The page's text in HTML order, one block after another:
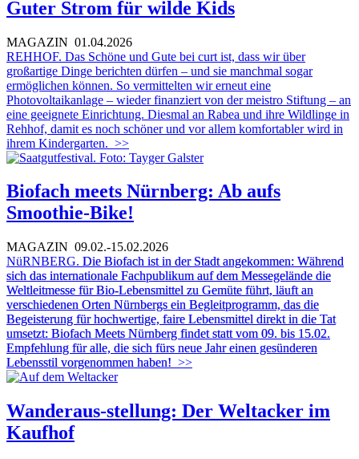
Guter Strom für wilde Kids
MAGAZIN 01.04.2026
REHHOF. Das Schöne und Gute bei curt ist, dass wir über
großartige Dinge berichten dürfen – und sie manchmal sogar
ermöglichen können. So vermittelten wir erneut eine
Photovoltaikanlage – wieder finanziert von der meistro Stiftung – an
eine geeignete Einrichtung. Diesmal an Rabea und ihre Wildlinge in
Rehhof, damit es noch schöner und vor allem komfortabler wird in
ihrem Kindergarten. >>
Biofach meets Nürnberg: Ab aufs
Smoothie-Bike!
MAGAZIN 09.02.-15.02.2026
NüRNBERG. Die Biofach ist in der Stadt angekommen: Während
sich das internationale Fachpublikum auf dem Messegelände die
Weltleitmesse für Bio-Lebensmittel zu Gemüte führt, läuft an
verschiedenen Orten Nürnbergs ein Begleitprogramm, das die
Begeisterung für hochwertige, faire Lebensmittel direkt in die Tat
umsetzt: Biofach Meets Nürnberg findet statt vom 09. bis 15.02.
Empfehlung für alle, die sich fürs neue Jahr einen gesünderen
Lebensstil vorgenommen haben! >>
Wanderaus-stellung: Der Weltacker im
Kaufhof